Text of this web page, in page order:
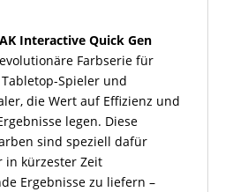
AK Interactive Quick Gen
Farbserie für
Spieler und
die Wert auf Effizienz und
legen. Diese
sind speziell dafür
in kürzester Zeit
Ergebnisse zu liefern –